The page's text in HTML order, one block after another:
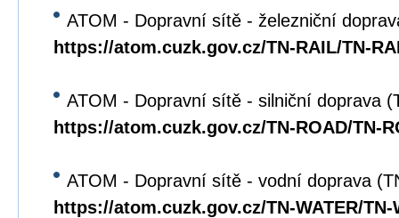
ATOM - Dopravní sítě - železniční
https://atom.cuzk.gov.cz/TN-RAIL/TN-
ATOM - Dopravní sítě - silniční doprava
https://atom.cuzk.gov.cz/TN-ROAD/TN-
ATOM - Dopravní sítě - vodní doprava
https://atom.cuzk.gov.cz/TN-WATER/TN-